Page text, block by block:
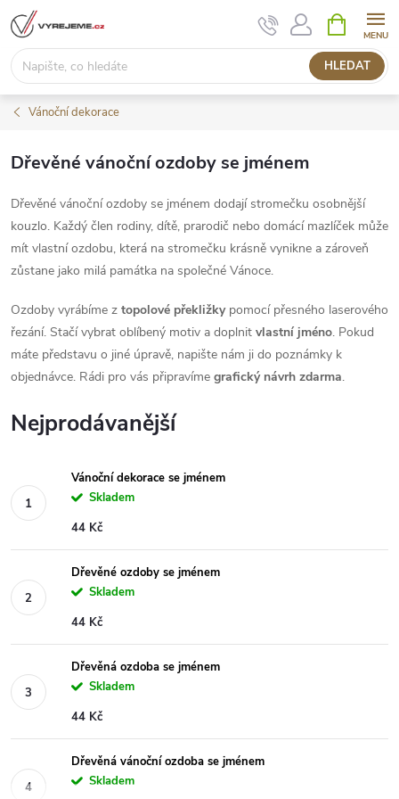
Přejít
na
obsah
HLEDAT
NÁKUPNÍ
KOŠÍK
Vánoční dekorace
Dřevěné vánoční ozdoby se jménem
Dřevěné vánoční ozdoby se jménem dodají stromečku osobnější
kouzlo. Každý člen rodiny, dítě, prarodič nebo domácí mazlíček může
mít vlastní ozdobu, která na stromečku krásně vynikne a zároveň
zůstane jako milá památka na společné Vánoce.
Ozdoby vyrábíme z topolové překližkypomocí přesného laserového
řezání. Stačí vybrat oblíbený motiv a doplnit vlastní jméno. Pokud
máte představu o jiné úpravě, napište nám ji do poznámky k
objednávce. Rádi pro vás připravíme grafický návrh zdarma.
Nejprodávanější
Vánoční dekorace se jménem
Skladem
44 Kč
Dřevěné ozdoby se jménem
Skladem
44 Kč
Dřevěná ozdoba se jménem
Skladem
44 Kč
Dřevěná vánoční ozdoba se jménem
Skladem